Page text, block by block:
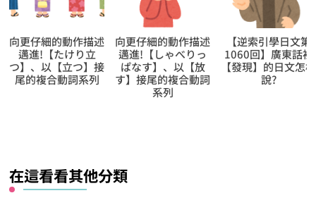
向更仔細的動作描述
邁進!【しゃべりっ
ぱなす】、以【放
す】接尾的複合動詞
【逆索引學日文第
1060回】廣東話裡
【發現】的日文怎樣
說?
【逆索引學日文第
1603回】廣東話裡
【識】的日文怎樣
說?
在這看看其他分類